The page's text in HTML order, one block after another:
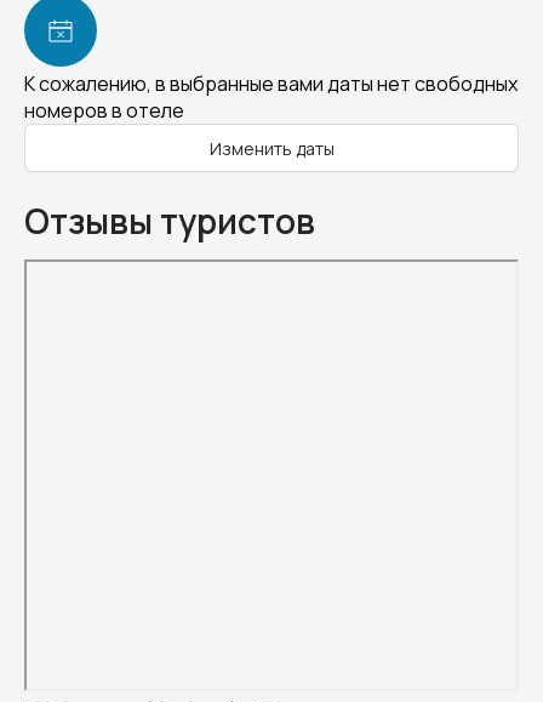
К сожалению, в выбранные вами даты нет свободных
номеров в отеле
Изменить даты
Отзывы туристов